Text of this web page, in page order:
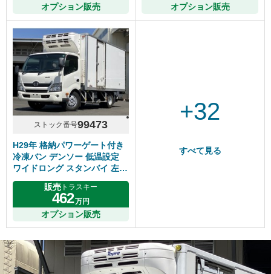
オプション販売 オプション販売
ストック番号99473
H29年 格納パワーゲート付き
冷凍バン デンソー 低温設定
ワイドロング スタンバイ 左サ
イドドア 床アルミ縞板 マニュ
アル6速 日野デュトロ
販売 トラスキー
462万円
オプション販売
+32
すべて見る